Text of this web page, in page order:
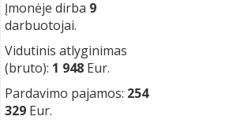
Įmonėje dirba 9
darbuotojai.
Vidutinis atlyginimas
(bruto): 1 948 Eur.
Pardavimo pajamos: 254
329 Eur.